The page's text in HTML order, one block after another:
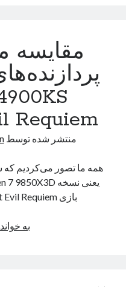
Requiem
منتشر شده توسط
همه ما تصور می‌کردیم که
بازی Resident Evil Requiem نسبت به تمام…
به